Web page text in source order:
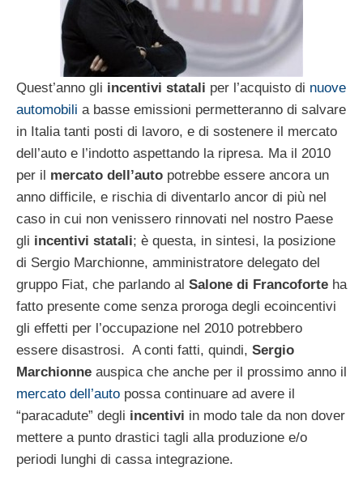
Quest’anno gli incentivi statali per l’acquisto di nuove
automobili a basse emissioni permetteranno di salvare
in Italia tanti posti di lavoro, e di sostenere il mercato
dell’auto e l’indotto aspettando la ripresa. Ma il 2010
per il mercato dell’auto potrebbe essere ancora un
anno difficile, e rischia di diventarlo ancor di più nel
caso in cui non venissero rinnovati nel nostro Paese
gli incentivi statali; è questa, in sintesi, la posizione
di Sergio Marchionne, amministratore delegato del
gruppo Fiat, che parlando al Salone di Francoforte ha
fatto presente come senza proroga degli ecoincentivi
gli effetti per l’occupazione nel 2010 potrebbero
essere disastrosi. A conti fatti, quindi, Sergio
Marchionne auspica che anche per il prossimo anno il
mercato dell’auto possa continuare ad avere il
“paracadute” degli incentivi in modo tale da non dover
mettere a punto drastici tagli alla produzione e/o
periodi lunghi di cassa integrazione.